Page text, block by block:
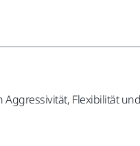
Flexibilität